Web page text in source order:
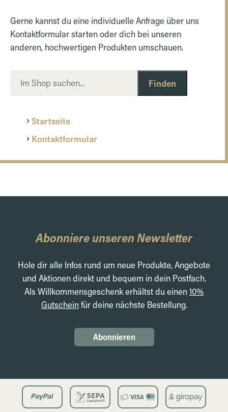
Gerne kannst du eine individuelle Anfrage über uns
Kontaktformular starten oder dich bei unseren
anderen, hochwertigen Produkten umschauen.
Finden
Startseite
Kontaktformular
Abonniere unseren Newsletter
Hole dir alle Infos rund um neue Produkte, Angebote
und Aktionen direkt und bequem in dein Postfach.
Als Willkommensgeschenk erhältst du einen10%
Gutscheinfür deine nächste Bestellung.
Abonnieren